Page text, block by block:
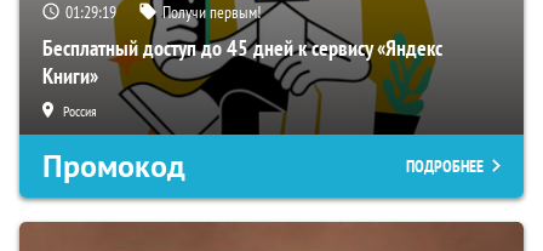
01:29:18 Получи первым!
Бесплатный доступ до 45 дней к сервису «Яндекс
Книги»
Россия
Промокод ПОДРОБНЕЕ